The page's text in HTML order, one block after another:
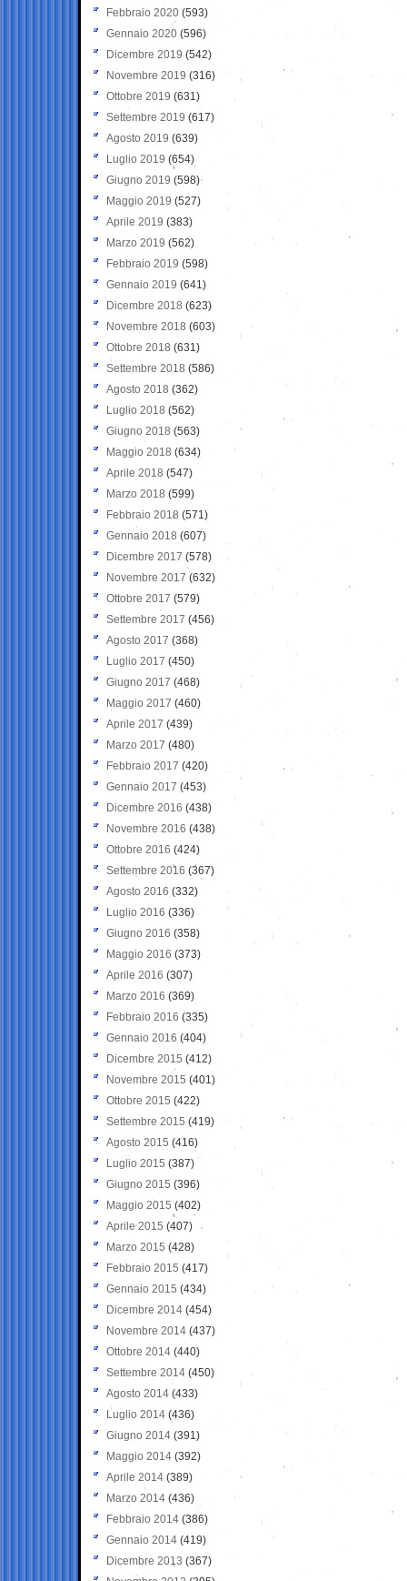
Febbraio 2020 (593)
Gennaio 2020 (596)
Dicembre 2019 (542)
Novembre 2019 (316)
Ottobre 2019 (631)
Settembre 2019 (617)
Agosto 2019 (639)
Luglio 2019 (654)
Giugno 2019 (598)
Maggio 2019 (527)
Aprile 2019 (383)
Marzo 2019 (562)
Febbraio 2019 (598)
Gennaio 2019 (641)
Dicembre 2018 (623)
Novembre 2018 (603)
Ottobre 2018 (631)
Settembre 2018 (586)
Agosto 2018 (362)
Luglio 2018 (562)
Giugno 2018 (563)
Maggio 2018 (634)
Aprile 2018 (547)
Marzo 2018 (599)
Febbraio 2018 (571)
Gennaio 2018 (607)
Dicembre 2017 (578)
Novembre 2017 (632)
Ottobre 2017 (579)
Settembre 2017 (456)
Agosto 2017 (368)
Luglio 2017 (450)
Giugno 2017 (468)
Maggio 2017 (460)
Aprile 2017 (439)
Marzo 2017 (480)
Febbraio 2017 (420)
Gennaio 2017 (453)
Dicembre 2016 (438)
Novembre 2016 (438)
Ottobre 2016 (424)
Settembre 2016 (367)
Agosto 2016 (332)
Luglio 2016 (336)
Giugno 2016 (358)
Maggio 2016 (373)
Aprile 2016 (307)
Marzo 2016 (369)
Febbraio 2016 (335)
Gennaio 2016 (404)
Dicembre 2015 (412)
Novembre 2015 (401)
Ottobre 2015 (422)
Settembre 2015 (419)
Agosto 2015 (416)
Luglio 2015 (387)
Giugno 2015 (396)
Maggio 2015 (402)
Aprile 2015 (407)
Marzo 2015 (428)
Febbraio 2015 (417)
Gennaio 2015 (434)
Dicembre 2014 (454)
Novembre 2014 (437)
Ottobre 2014 (440)
Settembre 2014 (450)
Agosto 2014 (433)
Luglio 2014 (436)
Giugno 2014 (391)
Maggio 2014 (392)
Aprile 2014 (389)
Marzo 2014 (436)
Febbraio 2014 (386)
Gennaio 2014 (419)
Dicembre 2013 (367)